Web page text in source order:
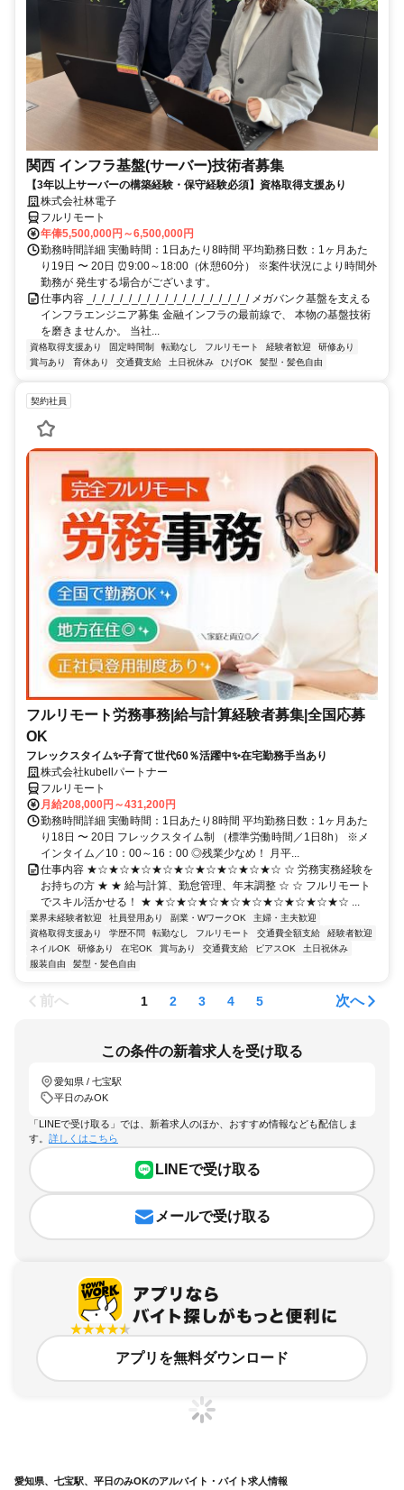
関西 インフラ基盤(サーバー)技術者募集
【3年以上サーバーの構築経験・保守経験必須】資格取得支援あり
株式会社林電子
フルリモート
年俸5,500,000円～6,500,000円
勤務時間詳細 実働時間：1日あたり8時間 平均勤務日数：1ヶ月あた
り19日 〜 20日 ⏰9:00～18:00（休憩60分） ※案件状況により時間外
勤務が 発生する場合がございます。
仕事内容 _/_/_/_/_/_/_/_/_/_/_/_/_/_/_/_/_/_/ メガバンク基盤を支える
インフラエンジニア募集 金融インフラの最前線で、 本物の基盤技術
を磨きませんか。 当社...
資格取得支援あり 固定時間制 転勤なし フルリモート 経験者歓迎
研修あり
賞与あり
育休あり 交通費支給 土日祝休み ひげOK 髪型・髪色自由
契約社員
フルリモート労務事務|給与計算経験者募集|全国応募
OK
フレックスタイム✨子育て世代60％活躍中✨在宅勤務手当あり
株式会社kubellパートナー
フルリモート
月給208,000円～431,200円
勤務時間詳細 実働時間：1日あたり8時間 平均勤務日数：1ヶ月あた
り18日 〜 20日 フレックスタイム制 （標準労働時間／1日8h） ※メ
インタイム／10：00～16：00 ◎残業少なめ！ 月平...
仕事内容 ★☆★☆★☆★☆★☆★☆★☆★☆★☆ ☆ 労務実務経験を
お持ちの方 ★ ★ 給与計算、勤怠管理、年末調整 ☆ ☆ フルリモート
でスキル活かせる！ ★ ★☆★☆★☆★☆★☆★☆★☆★☆★☆ ...
業界未経験者歓迎 社員登用あり 副業・WワークOK
主婦・主夫歓迎
資格取得支援あり
学歴不問 転勤なし フルリモート 交通費全額支給
経験者歓迎
ネイルOK
研修あり 在宅OK 賞与あり 交通費支給 ピアスOK
土日祝休み
服装自由
髪型・髪色自由
前へ 1 2 3 4 5 次へ
この条件の新着求人を受け取る
愛知県 / 七宝駅
平日のみOK
「LINEで受け取る」では、新着求人のほか、おすすめ情報なども配信しま
す。 詳しくはこちら
LINEで受け取る
メールで受け取る
アプリを無料ダウンロード
愛知県、七宝駅、平日のみOKのアルバイト・バイト求人情報